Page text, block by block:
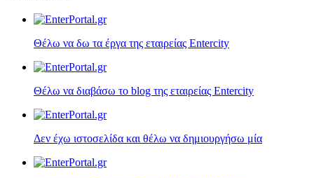
Θέλω να δω τα έργα της εταιρείας Entercity
Θέλω να διαβάσω το blog της εταιρείας Entercity
Δεν έχω ιστοσελίδα και θέλω να δημιουργήσω μία